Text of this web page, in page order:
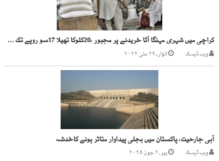
کراچی میں شہری مہنگا آٹا خریدنے پر مجبور ،20کلوکا تھیلا 17سو روپے تک جا پہنچا
ویب ڈیسک اتوار, ۲۹ مئی ۲۰۲۲
آبی جارحیت، پاکستان میں بجلی پیداوار متاثر ہونے کاخدشہ
ویب ڈیسک پیر, ۲ جون ۲۰۲۵